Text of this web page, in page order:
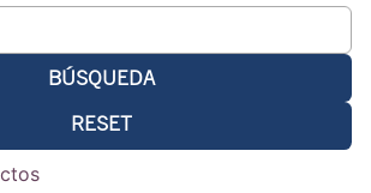
BÚSQUEDA
RESET